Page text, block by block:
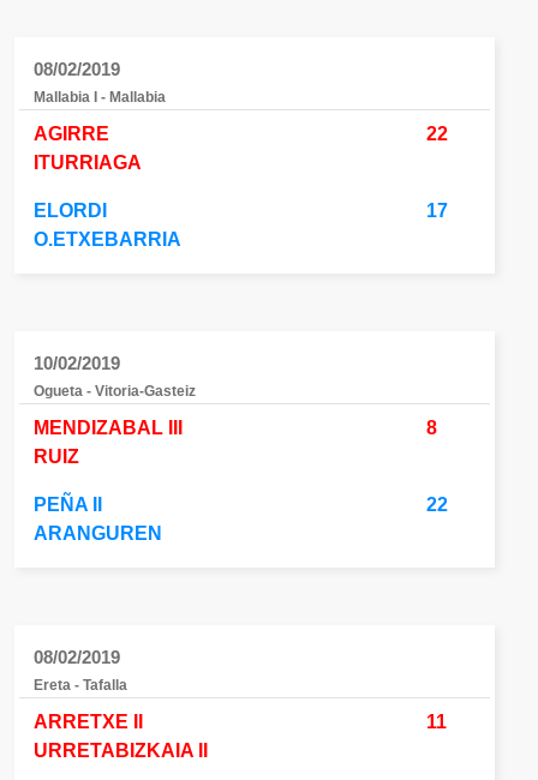
08/02/2019
Mallabia I - Mallabia
AGIRRE
ITURRIAGA
22
ELORDI
O.ETXEBARRIA
17
10/02/2019
Ogueta - Vitoria-Gasteiz
MENDIZABAL III
RUIZ
8
PEÑA II
ARANGUREN
22
08/02/2019
Ereta - Tafalla
ARRETXE II
URRETABIZKAIA II
11